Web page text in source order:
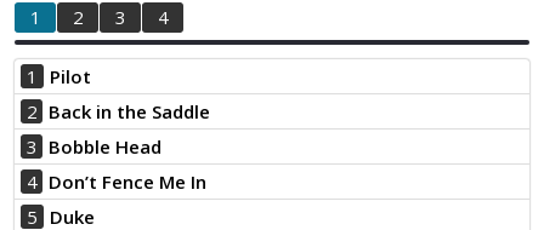
1
2 3 4
1
Pilot
2 Back in the Saddle
3 Bobble Head
4 Don’t Fence Me In
5 Duke